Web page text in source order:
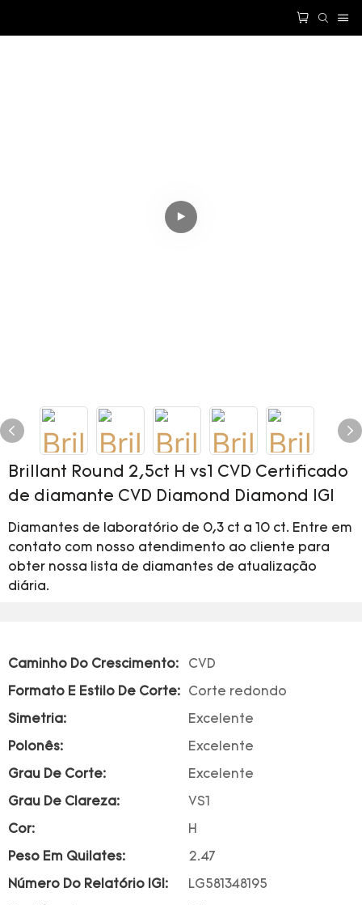
Brillant Round 2,5ct H vs1 CVD Certificado
de diamante CVD Diamond Diamond IGI
Diamantes de laboratório de 0,3 ct a 10 ct. Entre em
contato com nosso atendimento ao cliente para
obter nossa lista de diamantes de atualização
diária.
Caminho Do Crescimento: CVD
Formato E Estilo De Corte: Corte redondo
Simetria: Excelente
Polonês: Excelente
Grau De Corte: Excelente
Grau De Clareza: VS1
Cor: H
Peso Em Quilates: 2.47
Número Do Relatório IGI: LG581348195